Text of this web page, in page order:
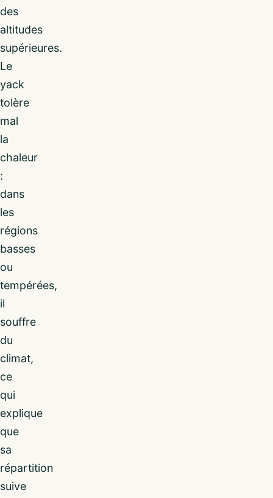
des
altitudes
supérieures.
Le
yack
tolère
mal
la
chaleur
:
dans
les
régions
basses
ou
tempérées,
il
souffre
du
climat,
ce
qui
explique
que
sa
répartition
suive